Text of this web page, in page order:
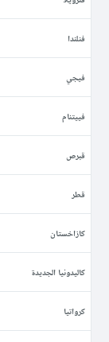
فنلندا
فيجي
فييتنام
قبرص
قطر
كازاخستان
كاليدونيا الجديدة
كرواتيا